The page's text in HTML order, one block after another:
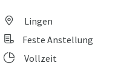
Lingen
Feste Anstellung
Vollzeit